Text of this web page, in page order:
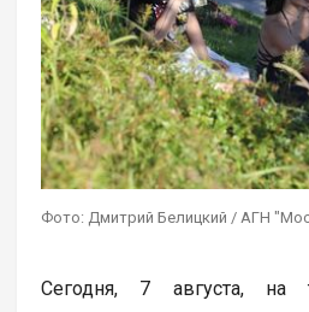
Фото: Дмитрий Белицкий / АГН
Сегодня, 7 августа, на